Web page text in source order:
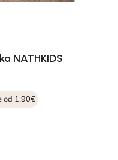
NATHKIDS
od 1,90€